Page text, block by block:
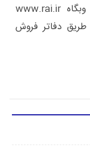
جمله دارا بودن گذرنامه معتبر از طریق وبگاه www.rai.ir
طریق دفاتر فروش